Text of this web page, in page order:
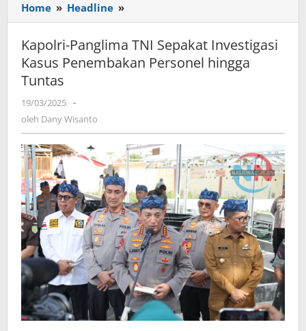
Home » Headline »
Panglima
TNI
Sepakat
Investigasi
Tuntas
Kapolri-Panglima TNI Sepakat Investigasi
Kasus Penembakan Personel hingga
Tuntas
19/03/2025 oleh
Dany
-
oleh Dany Wisanto